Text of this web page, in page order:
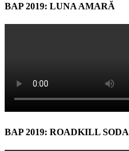
BAP 2019: LUNA AMARĂ
BAP 2019: ROADKILL SODA